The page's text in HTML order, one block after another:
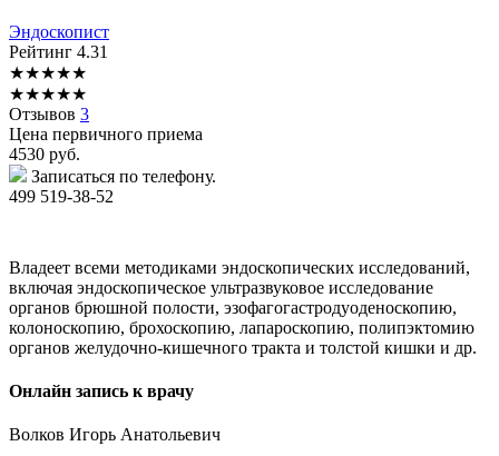
Эндоскопист
Рейтинг 4.31
★★★★★
★★★★★
Отзывов 3
Цена первичного приема
4530 руб.
Записаться по телефону.
499 519-38-52
Владеет всеми методиками эндоскопических исследований,
включая эндоскопическое ультразвуковое исследование
органов брюшной полости, эзофагогастродуоденоскопию,
колоноскопию, брохоскопию, лапароскопию, полипэктомию
органов желудочно-кишечного тракта и толстой кишки и др.
Онлайн запись к врачу
Волков Игорь Анатольевич